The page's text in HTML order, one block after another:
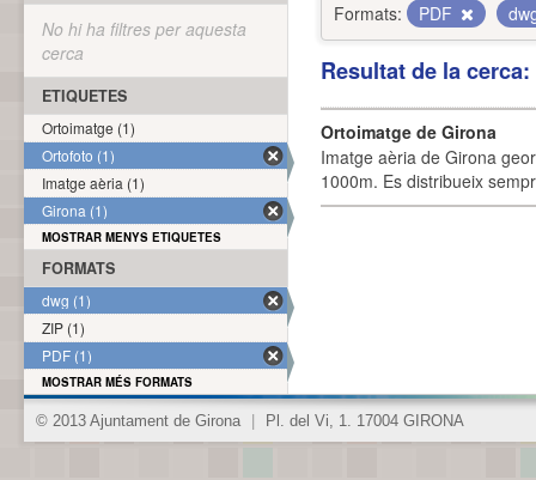
Formats:
PDF
Resultat de la
Ortoimatge de Girona
Imatge aèria de Girona
1000m. Es distribueix
No hi ha filtres per aquesta
cerca
ETIQUETES
Ortoimatge (1)
Ortofoto (1)
Imatge aèria (1)
Girona (1)
MOSTRAR MENYS ETIQUETES
FORMATS
dwg (1)
ZIP (1)
PDF (1)
MOSTRAR MÉS FORMATS
© 2013 Ajuntament de Girona Pl. del Vi, 1. 17004 GIRONA